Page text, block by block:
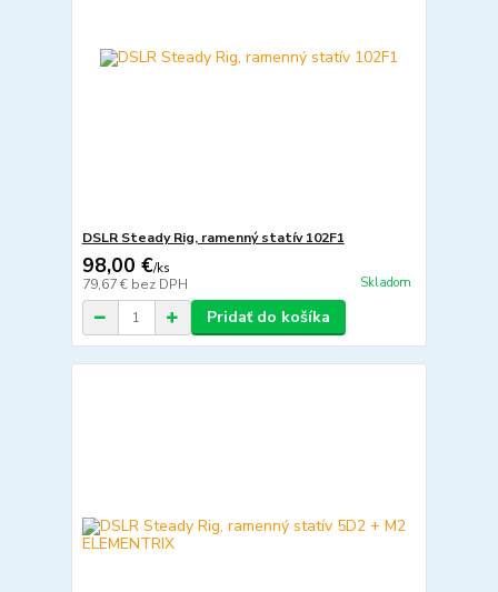
DSLR Steady Rig, ramenný statív 102F1
98,00 €/ks
79,67 € bez DPH Skladom
Pridať do košíka